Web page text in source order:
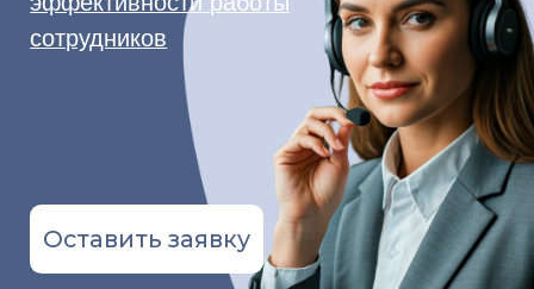
Оставить заявку